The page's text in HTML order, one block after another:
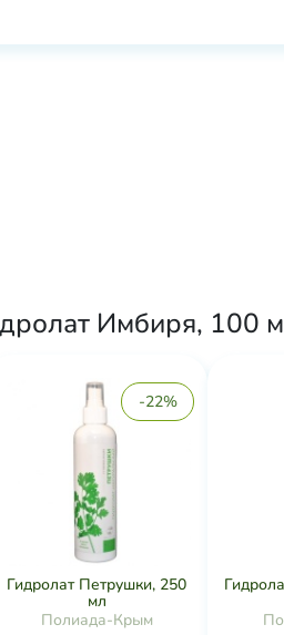
Имбиря, 100
-22%
Гидролат Петрушки, 250
мл
Полиада-Крым